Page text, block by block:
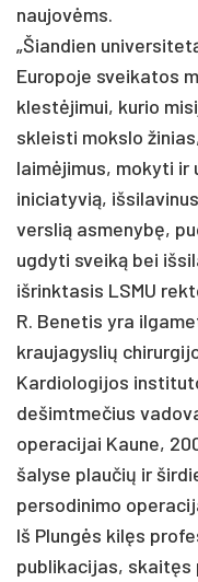
naujovėms.
„Šiandien
Europoje sveikatos
klestėjimui, kurio
skleisti mokslo
laimėjimus, mokyti ir
iniciatyvią,
verslią asmenybę,
ugdyti sveiką bei
išrinktasis LSMU
R. Benetis yra
kraujagyslių
Kardiologijos
dešimtmečius
operacijai Kaune,
šalyse plaučių ir
persodinimo
Iš Plungės kilęs
publikacijas,